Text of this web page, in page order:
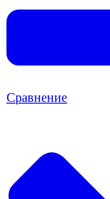
Сравнение